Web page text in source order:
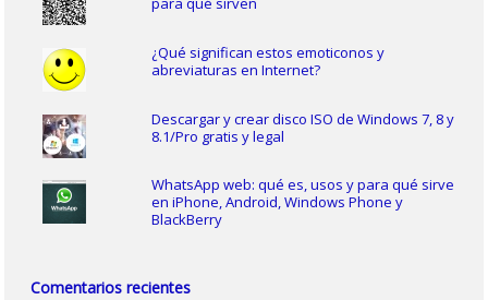
¿Qué significan estos emoticonos y
abreviaturas en Internet?
Descargar y crear disco ISO de Windows 7, 8 y
8.1/Pro gratis y legal
WhatsApp web: qué es, usos y para qué sirve
en iPhone, Android, Windows Phone y
BlackBerry
Comentarios recientes